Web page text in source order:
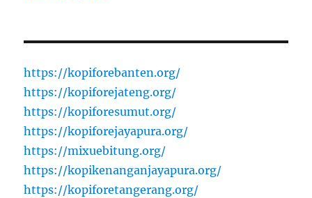
https://kopiforebanten.org/
https://kopiforejateng.org/
https://kopiforesumut.org/
https://kopiforejayapura.org/
https://mixuebitung.org/
https://kopikenanganjayapura.org/
https://kopiforetangerang.org/